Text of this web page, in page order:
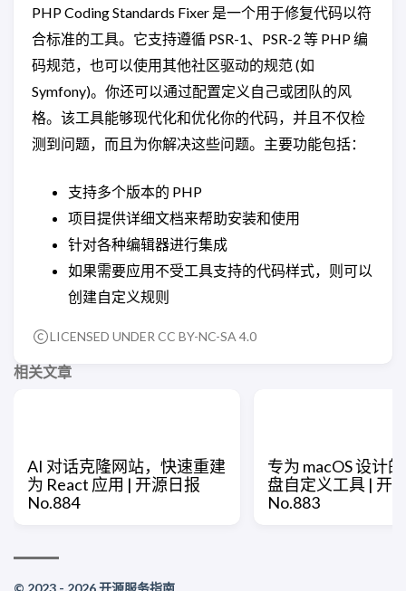
PHP Coding Standards Fixer 是一个用于修复代码以符
合标准的工具。它支持遵循 PSR-1、PSR-2 等 PHP 编
码规范，也可以使用其他社区驱动的规范 (如
Symfony)。你还可以通过配置定义自己或团队的风
格。该工具能够现代化和优化你的代码，并且不仅检
测到问题，而且为你解决这些问题。主要功能包括：
支持多个版本的 PHP
项目提供详细文档来帮助安装和使用
针对各种编辑器进行集成
如果需要应用不受工具支持的代码样式，则可以
创建自定义规则
LICENSED UNDER CC BY-NC-SA 4.0
相关文章
AI 对话克隆网站，快速重建
为 React 应用 | 开源日报
No.884
专为 macOS 设计
盘自定义工具 | 开
No.883
© 2023 - 2026 开源服务指南